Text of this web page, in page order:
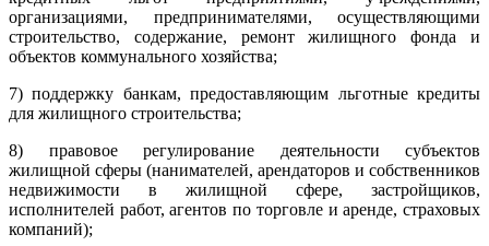
организациями, предпринимателями, осуществляющими
строительство, содержание, ремонт жилищного фонда и
объектов коммунального хозяйства;
7) поддержку банкам, предоставляющим льготные кредиты
для жилищного строительства;
8) правовое регулирование деятельности субъектов
жилищной сферы (нанимателей, арендаторов и собственников
недвижимости в жилищной сфере, застройщиков,
исполнителей работ, агентов по торговле и аренде, страховых
компаний);